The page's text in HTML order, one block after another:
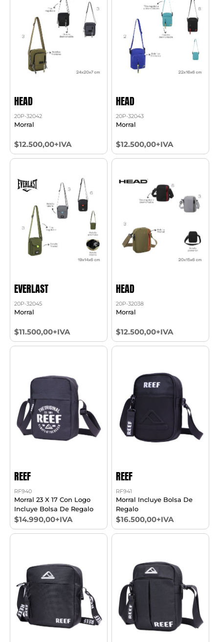
HEAD
20P-32042
Morral
$12.500,00+IVA
HEAD
20P-32043
Morral
$12.500,00+IVA
EVERLAST
20P-32045
Morral
$11.500,00+IVA
HEAD
20P-32038
Morral
$12.500,00+IVA
REEF
RF940
Morral 23 X 17 Con Logo
Incluye Bolsa De Regalo
$14.990,00+IVA
REEF
RF941
Morral Incluye Bolsa De
Regalo
$16.500,00+IVA